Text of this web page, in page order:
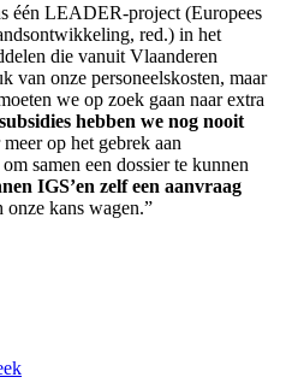
één LEADER-project (Europees
red.) in het
die vanuit Vlaanderen
van onze personeelskosten, maar
we op zoek gaan naar extra
hebben we nog nooit
op het gebrek aan
samen een dossier te kunnen
IGS’en zelf een aanvraag
onze kans wagen.”